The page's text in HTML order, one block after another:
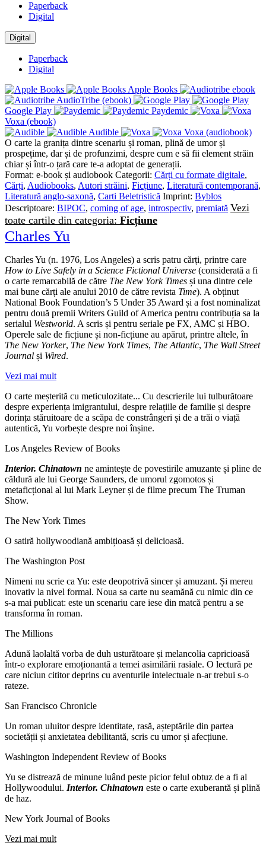
Paperback
Digital
Digital
Paperback
Digital
Apple Books
AudioTribe (ebook)
Google Play
Paydemic
Voxa (ebook)
Audible
Voxa (audiobook)
O carte la granița dintre scenariu și roman, plină de umor și
prospețime, dar și de profunzimi, despre cum e să fii element străin
chiar și într-o țară care te-a adoptat de generații.
Format: e-book și audiobook Categorii: Cărți cu formate digitale,
Cărți, Audiobooks, Autori străini, Ficțiune, Literatură contemporană,
Literatură anglo-saxonă, Carti Beletristică Imprint: Byblos
Descriptoare: BIPOC, coming of age, introspectiv, premiată Vezi
toate cartile din categoria: Ficțiune
Charles Yu
Charles Yu (n. 1976, Los Angeles) a scris patru cărți, printre care
How to Live Safely in a Science Fictional Universe (considerată a fi
o carte remarcabilă de către The New York Times și una dintre cele
mai bune cărți ale anului 2010 de către revista Time). A obținut
National Book Foundation’s 5 Under 35 Award și a fost nominalizat
pentru două premii Writers Guild of America pentru contribuția sa la
serialul Westworld. A scris și pentru seriale pe FX, AMC și HBO.
Operele sale de ficțiune și non-ficțiune au apărut, printre altele, în
The New Yorker, The New York Times, The Atlantic, The Wall Street
Journal și Wired.
Vezi mai mult
O carte meșterită cu meticulozitate... Cu descrierile lui tulburătoare
despre experiența imigrantului, despre relațiile de familie și despre
dorința stăruitoare de a scăpa de constrângeri și de a trăi o viață
autentică, Yu vorbește despre noi înșine.
Los Angeles Review of Books
Interior. Chinatown ne amintește de povestirile amuzante și pline de
căldură ale lui George Saunders, de umorul zgomotos și
metaficțional al lui Mark Leyner și de filme precum The Truman
Show.
The New York Times
O satiră hollywoodiană ambițioasă și delicioasă.
The Washington Post
Nimeni nu scrie ca Yu: este deopotrivă sincer și amuzant. Și mereu
inovativ la nivel formal. Noua sa carte nu seamănă cu nimic din ce
s-a mai publicat: este un scenariu care iese din matcă pentru a se
transforma în roman.
The Millions
Adună laolaltă vorba de duh usturătoare și melancolia capricioasă
într-o explorare emoționantă a temei asimilării rasiale. O lectură pe
care niciun cititor deprins cu aventurile intelectuale n-ar trebui s-o
rateze.
San Francisco Chronicle
Un roman uluitor despre identitate, rasă, așteptările din partea
societății și anxietatea debilitantă, scris cu umor și afecțiune.
Washington Independent Review of Books
Yu se distrează de minune luând peste picior felul obtuz de a fi al
Hollywoodului. Interior. Chinatown este o carte exuberantă și plină
de haz.
New York Journal of Books
Vezi mai mult